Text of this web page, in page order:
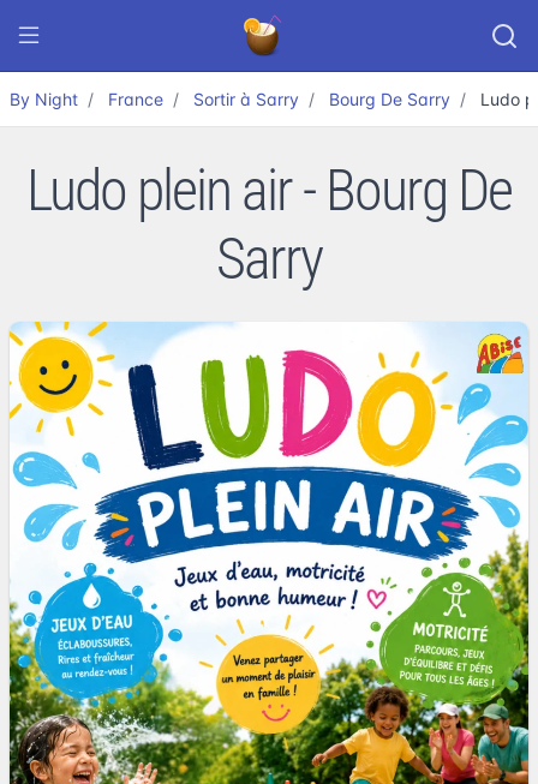
By Night France Sortir à Sarry Bourg De Sarry Ludo
Ludo plein air - Bourg De
Sarry